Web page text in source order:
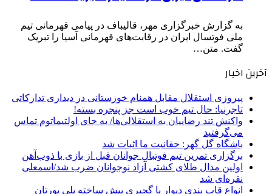
به گزارش خبرگزاری مهر، قالیباف در پیامی قهرمانی تیم
ملی فوتسال ایران در رقابت‌های قهرمانی آسیا را تبریک
گفت. متن…
آخرین اخبار
پیروزی استقلال مقابل همنام خوزستانی در دیداری تدارکاتی
تاجرنیا: حال تیم خوب است جز پنجره بسته!
واکنش تند رضاییان به استقلالی‌ها/ به جای اولتیماتوم تماس
می‌گرفتید
باشگاه گل گهر: حقانیت ما اثبات شد
برگزاری تمرین تیم فوتبال جوانان قبل از بازی با ذوب‌آهن
اولین مدال طلای کشتی آزاد نوجوانان ضرب شد/اسمعلی
نقره‌ای شد
انواع قاب بندی دیوار با گچبری پیش ساخته پلی یورتان